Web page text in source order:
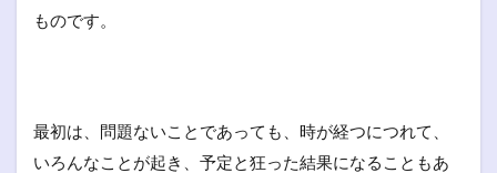
ものです。
最初は、問題ないことであっても、時が経つにつれて、
いろんなことが起き、予定と狂った結果になることもあ